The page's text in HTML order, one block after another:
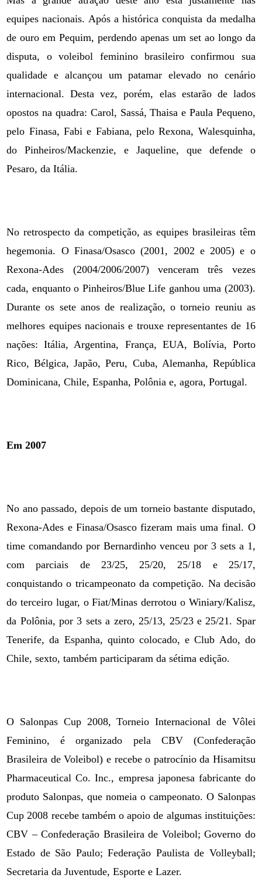
equipes nacionais. Após a histórica conquista da medalha
de ouro em Pequim, perdendo apenas um set ao longo da
disputa, o voleibol feminino brasileiro confirmou sua
qualidade e alcançou um patamar elevado no cenário
internacional. Desta vez, porém, elas estarão de lados
opostos na quadra: Carol, Sassá, Thaisa e Paula Pequeno,
pelo Finasa, Fabi e Fabiana, pelo Rexona, Walesquinha,
do Pinheiros/Mackenzie, e Jaqueline, que defende o
Pesaro, da Itália.
No retrospecto da competição, as equipes brasileiras têm
hegemonia. O Finasa/Osasco (2001, 2002 e 2005) e o
Rexona-Ades (2004/2006/2007) venceram três vezes
cada, enquanto o Pinheiros/Blue Life ganhou uma (2003).
Durante os sete anos de realização, o torneio reuniu as
melhores equipes nacionais e trouxe representantes de 16
nações: Itália, Argentina, França, EUA, Bolívia, Porto
Rico, Bélgica, Japão, Peru, Cuba, Alemanha, República
Dominicana, Chile, Espanha, Polônia e, agora, Portugal.
Em 2007
No ano passado, depois de um torneio bastante disputado,
Rexona-Ades e Finasa/Osasco fizeram mais uma final. O
time comandando por Bernardinho venceu por 3 sets a 1,
com parciais de 23/25, 25/20, 25/18 e 25/17,
conquistando o tricampeonato da competição. Na decisão
do terceiro lugar, o Fiat/Minas derrotou o Winiary/Kalisz,
da Polônia, por 3 sets a zero, 25/13, 25/23 e 25/21. Spar
Tenerife, da Espanha, quinto colocado, e Club Ado, do
Chile, sexto, também participaram da sétima edição.
O Salonpas Cup 2008, Torneio Internacional de Vôlei
Feminino, é organizado pela CBV (Confederação
Brasileira de Voleibol) e recebe o patrocínio da Hisamitsu
Pharmaceutical Co. Inc., empresa japonesa fabricante do
produto Salonpas, que nomeia o campeonato. O Salonpas
Cup 2008 recebe também o apoio de algumas instituições:
CBV – Confederação Brasileira de Voleibol; Governo do
Estado de São Paulo; Federação Paulista de Volleyball;
Secretaria da Juventude, Esporte e Lazer.